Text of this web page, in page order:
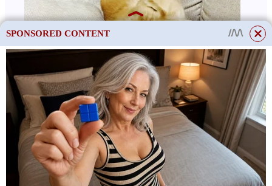
SPONSORED CONTENT